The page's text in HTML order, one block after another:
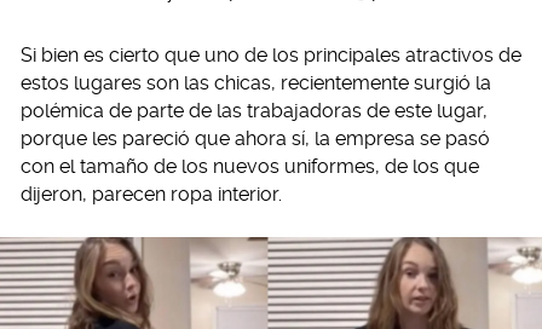
Si bien es cierto que uno de los principales atractivos de
estos lugares son las chicas, recientemente surgió la
polémica de parte de las trabajadoras de este lugar,
porque les pareció que ahora sí, la empresa se pasó
con el tamaño de los nuevos uniformes, de los que
dijeron, parecen ropa interior.